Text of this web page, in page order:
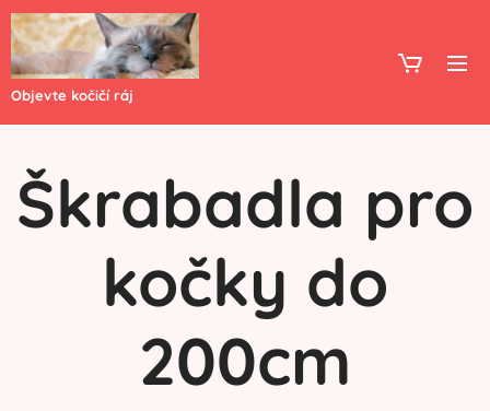
Objevte kočičí ráj
Škrabadla pro
kočky do
200cm